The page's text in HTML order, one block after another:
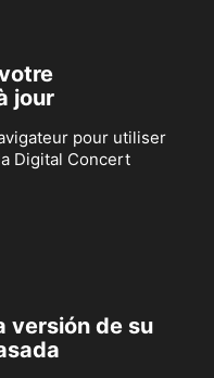
jour
pour utiliser
Digital Concert
versión de su